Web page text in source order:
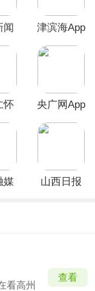
闻
津滨海App
怀
央广网App
媒
山西日报
看高州
查看